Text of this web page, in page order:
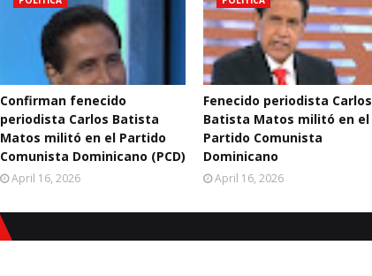
Confirman fenecido
periodista Carlos Batista
Matos militó en el Partido
Comunista Dominicano (PCD)
April 16, 2026
Fenecido periodista Carlos
Batista Matos militó en el
Partido Comunista
Dominicano
April 16, 2026